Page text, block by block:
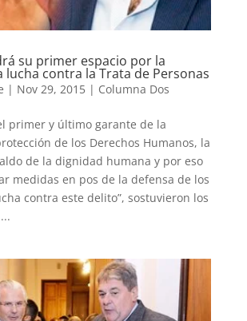
su primer espacio por la
lucha contra la Trata de Personas
| Nov 29, 2015| Columna Dos
primer y último garante de la
de los Derechos Humanos, la
de la dignidad humana y por eso
medidas en pos de la defensa de los
contra este delito”, sostuvieron los